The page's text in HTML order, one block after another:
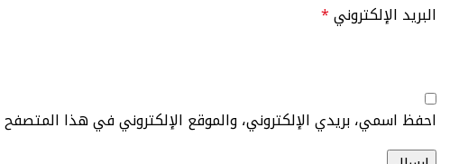
البريد الإلكتروني*
احفظ اسمي، بريدي الإلكتروني، والموقع الإلكتروني في هذا